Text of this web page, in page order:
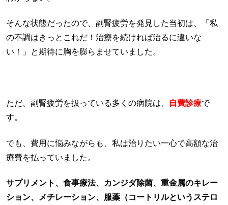
そんな状態だったので、副腎疲労を発見した当初は、「私
の不調はきっとこれだ！治療を続ければ治るに違いな
い！」と期待に胸を膨らませていました。
ただ、副腎疲労を扱っている多くの病院は、 自費診療で
す。
でも、費用に悩みながらも、私は治りたい一心で高額な治
療費を払っていました。
サプリメント、食事療法、カンジダ除菌、重金属のキレー
ション、メチレーション、服薬（コートリルというステロ